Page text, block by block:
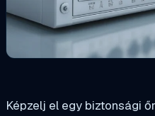
Képzelj el egy biztonsági